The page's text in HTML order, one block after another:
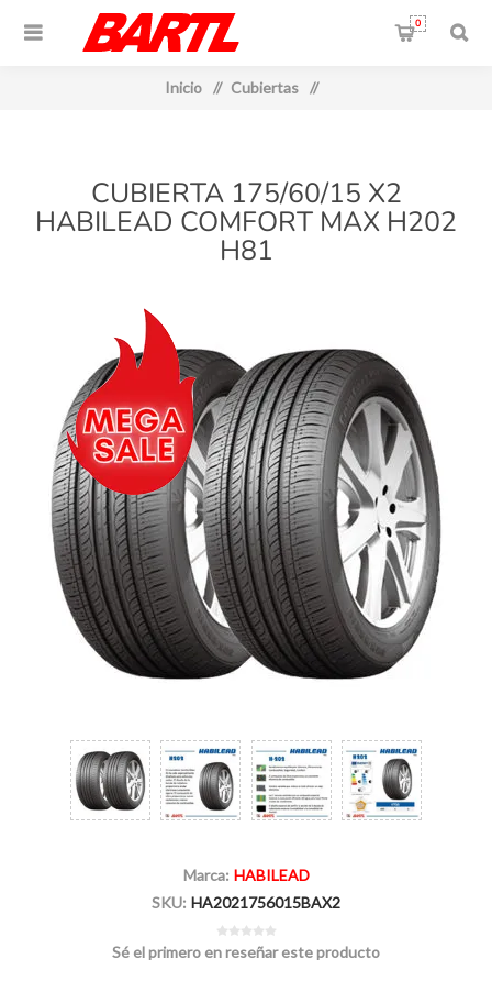
0
Inicio / Cubiertas /
CUBIERTA 175/60/15 X2
HABILEAD COMFORT MAX H202
H81
Marca: HABILEAD
SKU: HA2021756015BAX2
Sé el primero en reseñar este producto